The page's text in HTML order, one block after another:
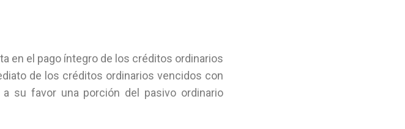
en el pago íntegro de los créditos ordinarios
de los créditos ordinarios vencidos con
su favor una porción del pasivo ordinario